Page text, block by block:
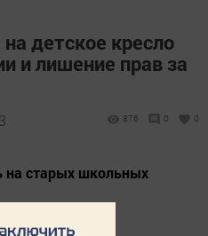
детское кресло
и лишение прав за
876 0 0
на старых школьных